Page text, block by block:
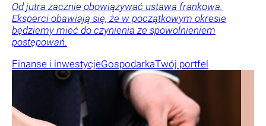
Od jutra zacznie obowiązywać ustawa frankowa.
Eksperci obawiają się, że w początkowym okresie
będziemy mieć do czynienia ze spowolnieniem
postępowań.
Finanse i inwestycjeGospodarkaTwój portfel